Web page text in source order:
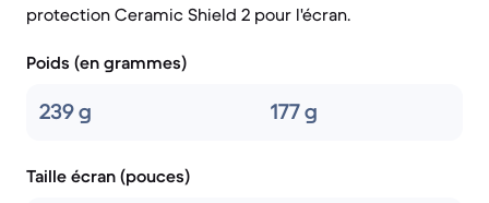
protection Ceramic Shield 2 pour l'écran.
Poids (en grammes)
239 g 177 g
Taille écran (pouces)